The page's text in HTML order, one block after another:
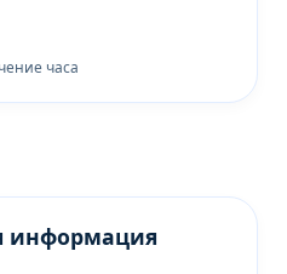
часа
информация